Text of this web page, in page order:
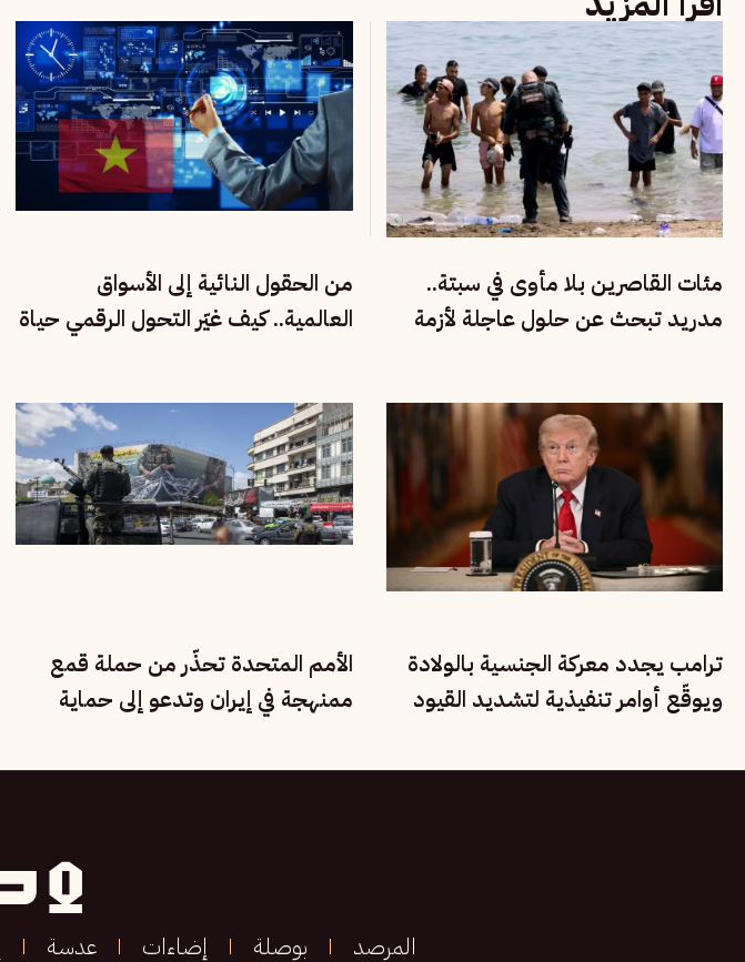
مئات القاصرين بلا مأوى في سبتة..
مدريد تبحث عن حلول عاجلة لأزمة
من الحقول النائية إلى الأسواق
العالمية.. كيف غيّر التحول الرقمي حياة
ترامب يجدد معركة الجنسية بالولادة
ويوقّع أوامر تنفيذية لتشديد القيود
الأمم المتحدة تحذّر من حملة قمع
ممنهجة في إيران وتدعو إلى حماية
المرصد بوصلة إضاءات عدسة